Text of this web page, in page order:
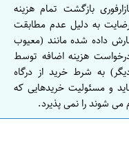
بازگشت تمام هزینه
به دلیل عدم مطابقت
داده شده مانند (معیوب
هزینه اضافه توسط
به شرط خرید از درگاه
و مسئولیت خریدهایی که
می شوند را نمی پذیرد.